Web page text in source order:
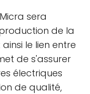
sera
de la
le lien entre
de s'assurer
électriques
de qualité,